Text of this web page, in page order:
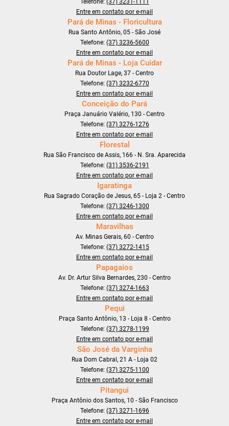
Telefone: (37) 3231-1111
Entre em contato por e-mail
Pará de Minas - Floricultura
Rua Santo Antônio, 05 - São José
Telefone: (37) 3236-5600
Entre em contato por e-mail
Pará de Minas - Loja Cuidar
Rua Doutor Lage, 37 - Centro
Telefone: (37) 3232-6770
Entre em contato por e-mail
Conceição do Pará
Praça Januário Valério, 130 - Centro
Telefone: (37) 3276-1276
Entre em contato por e-mail
Florestal
Rua São Francisco de Assis, 166 - N. Sra. Aparecida
Telefone: (31) 3536-2191
Entre em contato por e-mail
Igaratinga
Rua Sagrado Coração de Jesus, 65 - Loja 2 - Centro
Telefone: (37) 3246-1300
Entre em contato por e-mail
Maravilhas
Av. Minas Gerais, 60 - Centro
Telefone: (37) 3272-1415
Entre em contato por e-mail
Papagaios
Av. Dr. Artur Silva Bernardes, 230 - Centro
Telefone: (37) 3274-1663
Entre em contato por e-mail
Pequi
Praça Santo Antônio, 13 - Loja 8 - Centro
Telefone: (37) 3278-1199
Entre em contato por e-mail
São José da Varginha
Rua Dom Cabral, 21 A - Loja 02
Telefone: (37) 3275-1100
Entre em contato por e-mail
Pitangui
Praça Antônio dos Santos, 10 - São Francisco
Telefone: (37) 3271-1696
Entre em contato por e-mail